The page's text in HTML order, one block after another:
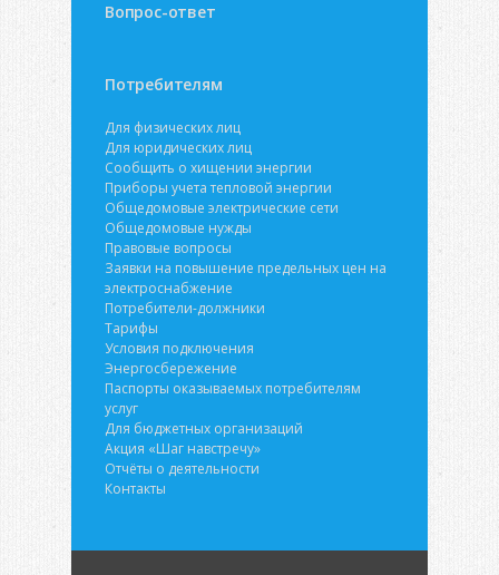
Вопрос-ответ
Потребителям
Для физических лиц
Для юридических лиц
Сообщить о хищении энергии
Приборы учета тепловой энергии
Общедомовые электрические сети
Общедомовые нужды
Правовые вопросы
Заявки на повышение предельных цен на
электроснабжение
Потребители-должники
Тарифы
Условия подключения
Энергосбережение
Паспорты оказываемых потребителям
услуг
Для бюджетных организаций
Акция «Шаг навстречу»
Отчёты о деятельности
Контакты